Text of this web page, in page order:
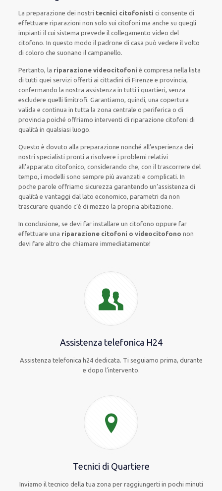
La preparazione dei nostri tecnici citofonisti ci consente di
effettuare riparazioni non solo sui citofoni ma anche su quegli
impianti il cui sistema prevede il collegamento video del
citofono. In questo modo il padrone di casa può vedere il volto
di coloro che suonano il campanello.
Pertanto, la riparazione videocitofoni è compresa nella lista
di tutti quei servizi offerti ai cittadini di Firenze e provincia,
confermando la nostra assistenza in tutti i quartieri, senza
escludere quelli limitrofi. Garantiamo, quindi, una copertura
valida e continua in tutta la zona centrale o periferica o di
provincia poiché offriamo interventi di riparazione citofoni di
qualità in qualsiasi luogo.
Questo è dovuto alla preparazione nonché all’esperienza dei
nostri specialisti pronti a risolvere i problemi relativi
all’apparato citofonico, considerando che, con il trascorrere del
tempo, i modelli sono sempre più avanzati e complicati. In
poche parole offriamo sicurezza garantendo un’assistenza di
qualità e vantaggi dal lato economico, parametri da non
trascurare quando c’è di mezzo la propria abitazione.
In conclusione, se devi far installare un citofono oppure far
effettuare una riparazione citofoni o videocitofono non
devi fare altro che chiamare immediatamente!
Assistenza telefonica H24
Assistenza telefonica h24 dedicata. Ti seguiamo prima, durante
e dopo l’intervento.
Tecnici di Quartiere
Inviamo il tecnico della tua zona per raggiungerti in pochi minuti